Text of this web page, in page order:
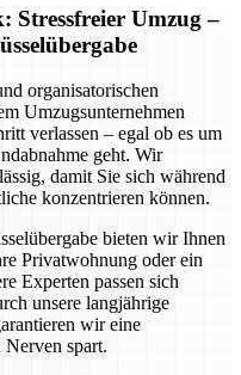
Stressfreier Umzug –
organisatorischen
Umzugsunternehmen
verlassen – egal ob es um
geht. Wir
damit Sie sich während
konzentrieren können.
bieten wir Ihnen
Privatwohnung oder ein
Experten passen sich
unsere langjährige
wir eine
spart.